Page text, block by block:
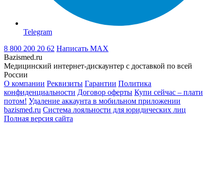
Telegram
8 800 200 20 62 Написать MAX
Bazismed.ru
Медицинский интернет-дискаунтер с доставкой по всей
России
О компании Реквизиты Гарантии Политика
конфиденциальности Договор оферты Купи сейчас – плати
потом! Удаление аккаунта в мобильном приложении
bazismed.ru Система лояльности для юридических лиц
Полная версия сайта